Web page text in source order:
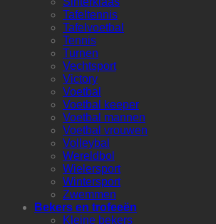
Tafeltennis
Tafelvoetbal
Tennis
Turnen
Vechtsport
Victory
Voetbal
Voetbal keeper
Voetbal mannen
Voetbal vrouwen
Volleybal
Wereldbol
Wielersport
Wintersport
Zwemmen
Bekers en trofeeën
Kleine bekers